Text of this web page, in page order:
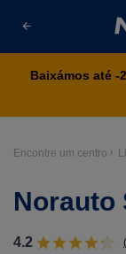
Baixámos até -
Encontre um centro
Norauto
4.2